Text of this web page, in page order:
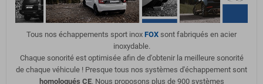
Tous nos échappements sport inox FOX sont fabriqués en acier
inoxydable.
Chaque sonorité est optimisée afin de d'obtenir la meilleure sonorité
de chaque véhicule ! Presque tous nos systèmes d'échappement sont
homologués CE. Nous proposons plus de 900 systèmes